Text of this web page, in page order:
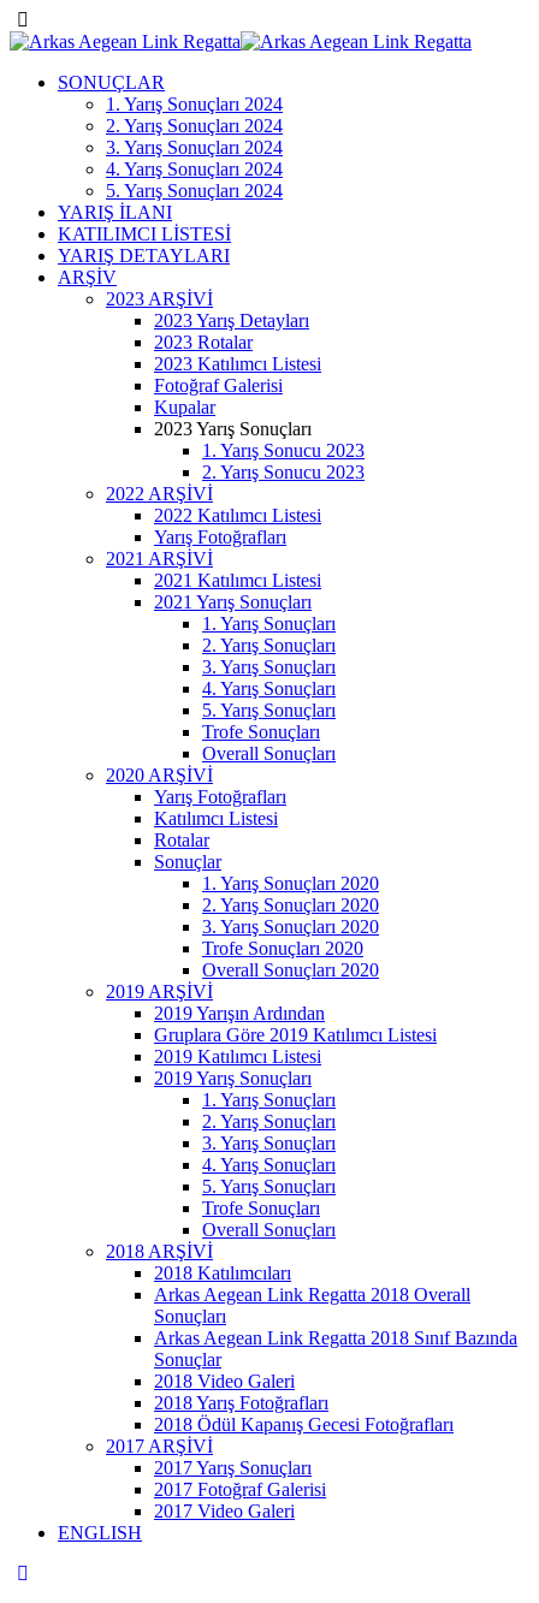
SONUÇLAR
1. Yarış Sonuçları 2024
2. Yarış Sonuçları 2024
3. Yarış Sonuçları 2024
4. Yarış Sonuçları 2024
5. Yarış Sonuçları 2024
YARIŞ İLANI
KATILIMCI LİSTESİ
YARIŞ DETAYLARI
ARŞİV
2023 ARŞİVİ
2023 Yarış Detayları
2023 Rotalar
2023 Katılımcı Listesi
Fotoğraf Galerisi
Kupalar
2023 Yarış Sonuçları
1. Yarış Sonucu 2023
2. Yarış Sonucu 2023
2022 ARŞİVİ
2022 Katılımcı Listesi
Yarış Fotoğrafları
2021 ARŞİVİ
2021 Katılımcı Listesi
2021 Yarış Sonuçları
1. Yarış Sonuçları
2. Yarış Sonuçları
3. Yarış Sonuçları
4. Yarış Sonuçları
5. Yarış Sonuçları
Trofe Sonuçları
Overall Sonuçları
2020 ARŞİVİ
Yarış Fotoğrafları
Katılımcı Listesi
Rotalar
Sonuçlar
1. Yarış Sonuçları 2020
2. Yarış Sonuçları 2020
3. Yarış Sonuçları 2020
Trofe Sonuçları 2020
Overall Sonuçları 2020
2019 ARŞİVİ
2019 Yarışın Ardından
Gruplara Göre 2019 Katılımcı Listesi
2019 Katılımcı Listesi
2019 Yarış Sonuçları
1. Yarış Sonuçları
2. Yarış Sonuçları
3. Yarış Sonuçları
4. Yarış Sonuçları
5. Yarış Sonuçları
Trofe Sonuçları
Overall Sonuçları
2018 ARŞİVİ
2018 Katılımcıları
Arkas Aegean Link Regatta 2018 Overall
Sonuçları
Arkas Aegean Link Regatta 2018 Sınıf Bazında
Sonuçlar
2018 Video Galeri
2018 Yarış Fotoğrafları
2018 Ödül Kapanış Gecesi Fotoğrafları
2017 ARŞİVİ
2017 Yarış Sonuçları
2017 Fotoğraf Galerisi
2017 Video Galeri
ENGLISH